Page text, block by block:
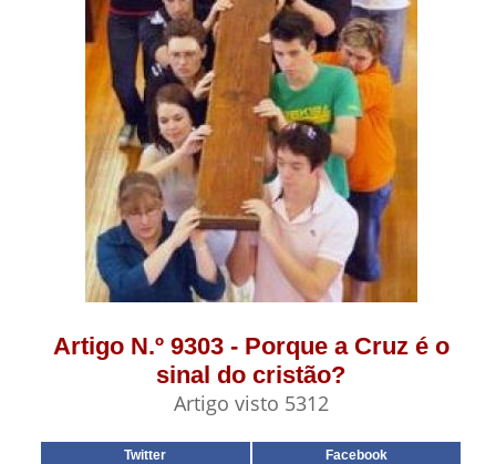
Artigo N.º 9303 - Porque a Cruz é o
sinal do cristão?
Artigo visto 5312
Twitter
Facebook